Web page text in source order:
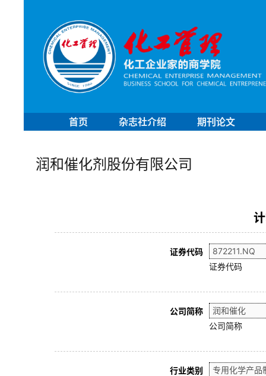
首页 杂志社介绍 期刊论文
润和催化剂股份有限公司
证券代码
证券代码
公司简称
公司简称
行业类别